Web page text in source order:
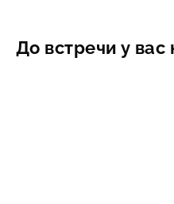
До встречи у вас